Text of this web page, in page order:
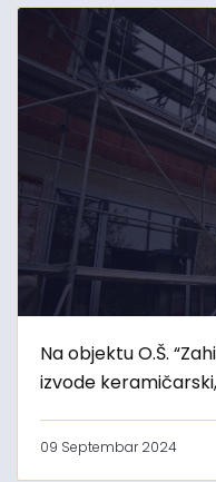
Na objektu O.Š.
izvode
09 Septembar 2024